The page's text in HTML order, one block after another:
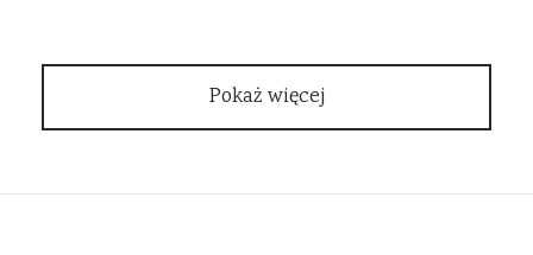
Pokaż więcej